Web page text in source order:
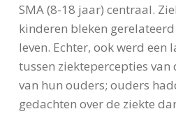
SMA (8-18 jaar) centraal.
kinderen bleken
leven. Echter, ook werd een
tussen ziektepercepties van
van hun ouders; ouders
gedachten over de ziekte